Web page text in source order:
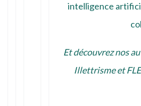
intelligence
Et découvrez nos
Illettrisme et FLE